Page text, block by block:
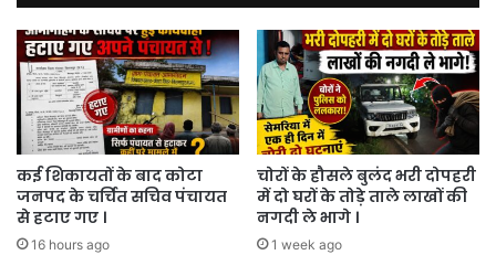
ने
किया
सीएमओ
को
किचड़
भेंट
कई शिकायतों के बाद कोटा
जनपद के चर्चित सचिव पंचायत
से हटाए गए ।
16 hours ago
चोरों के हौसले बुलंद भरी दोपहरी
में दो घरों के तोड़े ताले लाखों की
नगदी ले भागे ।
1 week ago